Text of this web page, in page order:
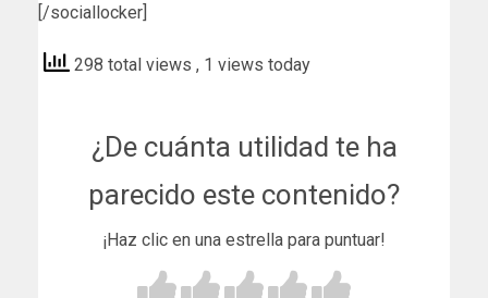
[/sociallocker]
298 total views , 1 views today
¿De cuánta utilidad te ha
parecido este contenido?
¡Haz clic en una estrella para puntuar!